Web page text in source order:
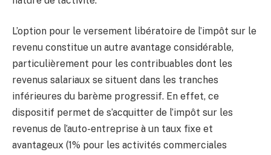
L’option pour le versement libératoire de l’impôt sur le
revenu constitue un autre avantage considérable,
particulièrement pour les contribuables dont les
revenus salariaux se situent dans les tranches
inférieures du barème progressif. En effet, ce
dispositif permet de s’acquitter de l’impôt sur les
revenus de l’auto-entreprise à un taux fixe et
avantageux (1% pour les activités commerciales